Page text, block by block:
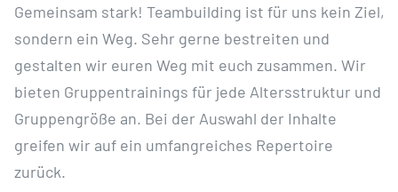
Gemeinsam stark! Teambuilding ist für uns kein Ziel,
sondern ein Weg. Sehr gerne bestreiten und
gestalten wir euren Weg mit euch zusammen. Wir
bieten Gruppentrainings für jede Altersstruktur und
Gruppengröße an. Bei der Auswahl der Inhalte
greifen wir auf ein umfangreiches Repertoire
zurück.